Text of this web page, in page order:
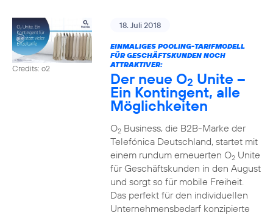
Credits: o2
18. Juli 2018
EINMALIGES POOLING-TARIFMODELL
FÜR GESCHÄFTSKUNDEN NOCH
ATTRAKTIVER:
Der neue O2 Unite –
Ein Kontingent, alle
Möglichkeiten
O2Business, die B2B-Marke der
Telefónica Deutschland, startet mit
einem rundum erneuerten O2Unite
für Geschäftskunden in den August
und sorgt so für mobile Freiheit.
Das perfekt für den individuellen
Unternehmensbedarf konzipierte